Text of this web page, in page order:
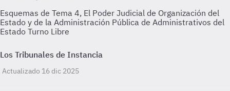
Esquemas de Tema 4, El Poder Judicial de Organización del
Estado y de la Administración Pública de Administrativos del
Estado Turno Libre
Los Tribunales de Instancia
Actualizado 16 dic 2025